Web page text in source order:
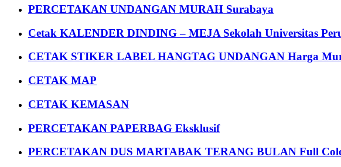
PERCETAKAN UNDANGAN MURAH Surabaya
Cetak KALENDER DINDING – MEJA Sekolah Universitas
CETAK STIKER LABEL HANGTAG UNDANGAN Harga
CETAK MAP
CETAK KEMASAN
PERCETAKAN PAPERBAG Eksklusif
PERCETAKAN DUS MARTABAK TERANG BULAN Full